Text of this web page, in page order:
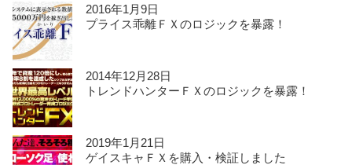
2016年1月9日
プライス乖離ＦＸのロジックを暴露！
2014年12月28日
トレンドハンターＦＸのロジックを暴露！
2019年1月21日
ゲイスキャＦＸを購入・検証しました